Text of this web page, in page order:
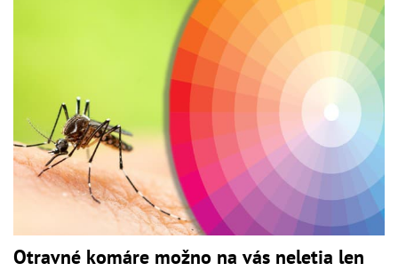
Otravné komáre možno na vás neletia len